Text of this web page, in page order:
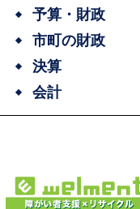
予算・財政
市町の財政
決算
会計